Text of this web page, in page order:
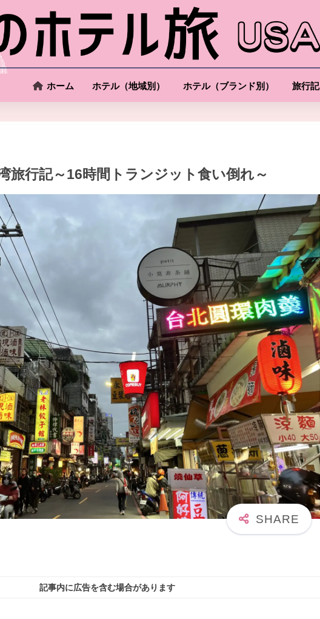
ホーム ホテル（地域別） ホテル（ブランド別） 旅行記
旅行記～16時間トランジット食い倒れ～
記事内に広告を含む場合があります